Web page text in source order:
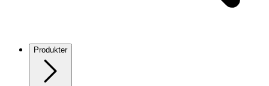
Produkter